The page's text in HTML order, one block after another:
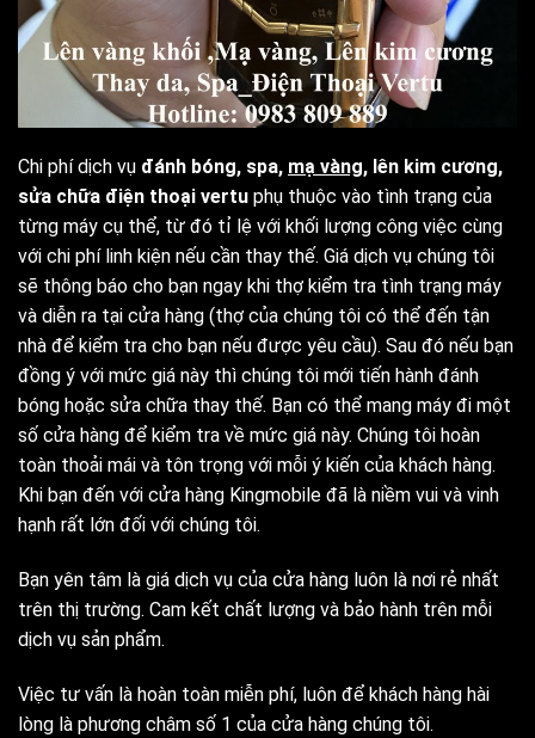
Chi phí dịch vụ đánh bóng, spa, mạ vàng, lên kim cương,
sửa chữa điện thoại vertu phụ thuộc vào tình trạng của
từng máy cụ thể, từ đó tỉ lệ với khối lượng công việc cùng
với chi phí linh kiện nếu cần thay thế. Giá dịch vụ chúng tôi
sẽ thông báo cho bạn ngay khi thợ kiểm tra tình trạng máy
và diễn ra tại cửa hàng (thợ của chúng tôi có thể đến tận
nhà để kiểm tra cho bạn nếu được yêu cầu). Sau đó nếu bạn
đồng ý với mức giá này thì chúng tôi mới tiến hành đánh
bóng hoặc sửa chữa thay thế. Bạn có thể mang máy đi một
số cửa hàng để kiểm tra về mức giá này. Chúng tôi hoàn
toàn thoải mái và tôn trọng với mỗi ý kiến của khách hàng.
Khi bạn đến với cửa hàng Kingmobile đã là niềm vui và vinh
hạnh rất lớn đối với chúng tôi.
Bạn yên tâm là giá dịch vụ của cửa hàng luôn là nơi rẻ nhất
trên thị trường. Cam kết chất lượng và bảo hành trên mỗi
dịch vụ sản phẩm.
Việc tư vấn là hoàn toàn miễn phí, luôn để khách hàng hài
lòng là phương châm số 1 của cửa hàng chúng tôi.